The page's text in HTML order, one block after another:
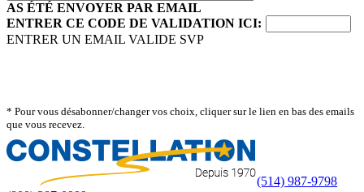
AS ÉTÉ ENVOYER PAR EMAIL
ENTRER CE CODE DE VALIDATION ICI:
ENTRER UN EMAIL VALIDE SVP
* Pour vous désabonner/changer vos choix, cliquer sur le lien en bas des emails
que vous recevez.
(514) 987-9798